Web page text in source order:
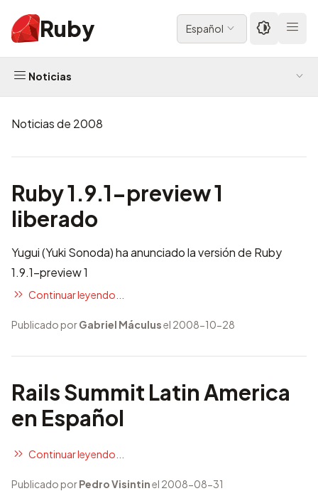
Ruby Español
Noticias
Noticias de 2008
Ruby 1.9.1-preview 1
liberado
Yugui (Yuki Sonoda) ha anunciado la versión de Ruby
1.9.1-preview 1
Continuar leyendo...
Publicado porGabriel Máculusel 2008-10-28
Rails Summit Latin America
en Español
Continuar leyendo...
Publicado porPedro Visintinel 2008-08-31